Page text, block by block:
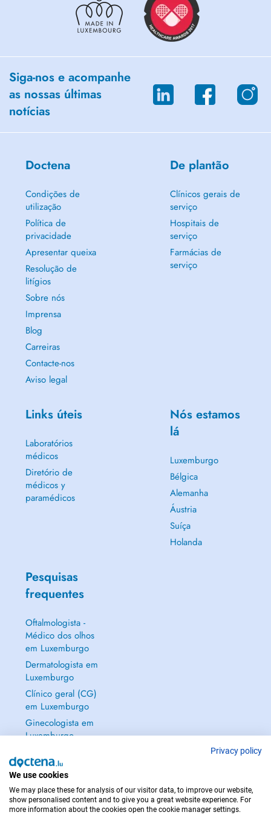
Siga-nos e acompanhe
as nossas últimas
notícias
Doctena
Condições de
utilização
Política de
privacidade
Apresentar queixa
Resolução de
litígios
Sobre nós
Imprensa
Blog
Carreiras
Contacte-nos
Aviso legal
De plantão
Clínicos gerais de
serviço
Hospitais de
serviço
Farmácias de
serviço
Links úteis
Laboratórios
médicos
Diretório de
médicos y
paramédicos
Nós estamos
lá
Luxemburgo
Bélgica
Alemanha
Áustria
Suíça
Holanda
Pesquisas
frequentes
Oftalmologista -
Médico dos olhos
em Luxemburgo
Dermatologista em
Luxemburgo
Clínico geral (CG)
em Luxemburgo
Ginecologista em
Luxemburgo
Privacy policy
We use cookies
We may place these for analysis of our visitor data, to improve our website,
show personalised content and to give you a great website experience. For
more information about the cookies open the cookie manager settings.